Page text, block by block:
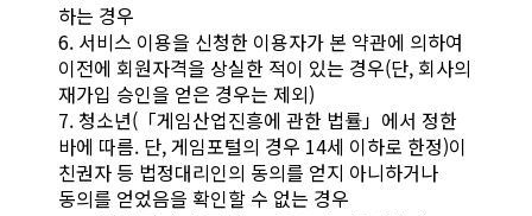
하는 경우
6. 서비스 이용을 신청한 이용자가 본 약관에 의하여
이전에 회원자격을 상실한 적이 있는 경우(단, 회사의
재가입 승인을 얻은 경우는 제외)
7. 청소년(「게임산업진흥에 관한 법률」에서 정한
바에 따름. 단, 게임포털의 경우 14세 이하로 한정)이
친권자 등 법정대리인의 동의를 얻지 아니하거나
동의를 얻었음을 확인할 수 없는 경우